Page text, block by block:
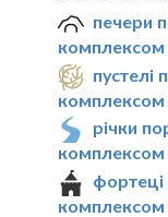
печери
комплексом
пустелі
комплексом
річки
комплексом
фортеці
комплексом